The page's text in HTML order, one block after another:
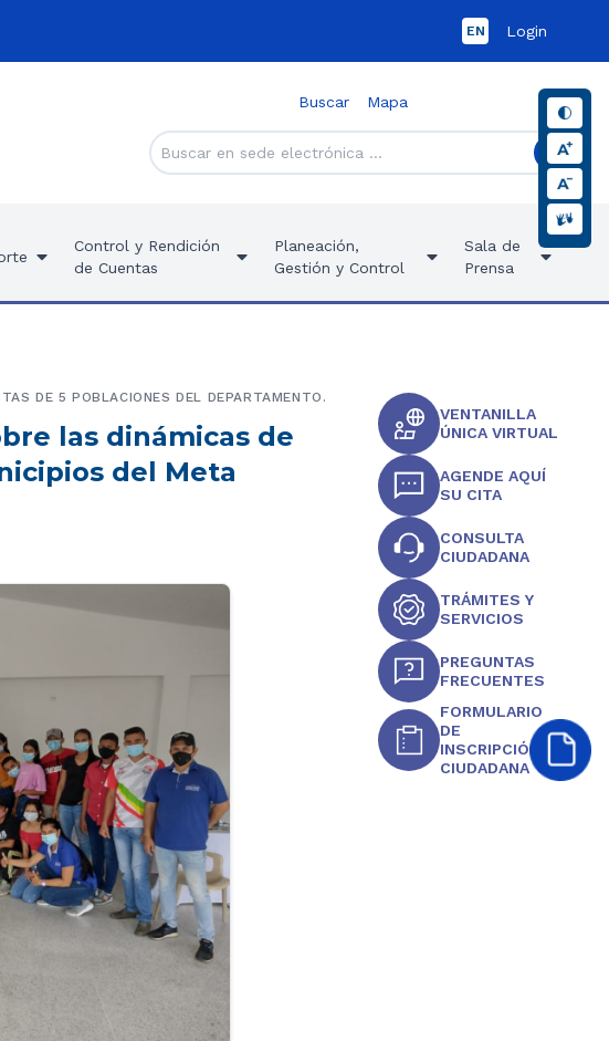
EN Login
Buscar Mapa
Control y Rendición
de Cuentas
Planeación,
Gestión y Control
Sala de
Prensa
las dinámicas de
del Meta
DE 5 POBLACIONES DEL DEPARTAMENTO.
VENTANILLA
ÚNICA VIRTUAL
AGENDE AQUÍ
SU CITA
CONSULTA
CIUDADANA
TRÁMITES Y
SERVICIOS
PREGUNTAS
FRECUENTES
FORMULARIO
DE
INSCRIPCIÓN
CIUDADANA